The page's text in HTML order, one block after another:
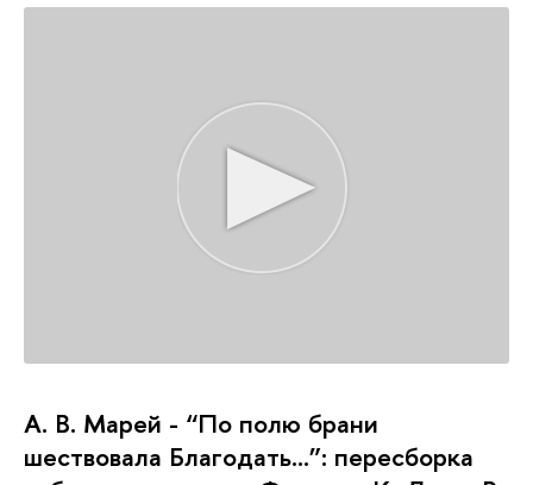
А. В. Марей - “По полю брани
шествовала Благодать…”: пересборка